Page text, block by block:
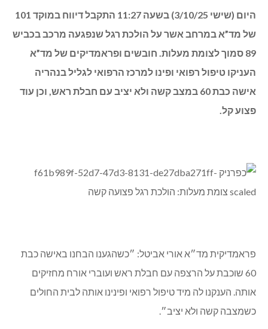
היום (שישי 3/10/25) בשעה 11:27 התקבל דיווח במוקד 101
של מד”א במרחב אשר על הולכת רגל שנפגעה מרכב בכביש
89 סמוך לצומת מעלות. חובשים ופראמדיקים של מד”א
העניקו טיפול רפואי ופינו למרכז הרפואי לגליל בנהריה
אישה כבת 60 במצב קשה ולא יציב עם חבלת ראש, וכן עוד
פצוע קל.
פראמדיקית מד״א אורי אביטל: ״כשהגענו הבחנו באישה כבת
60 שוכבת על הרצפה עם חבלת ראש ועוברי אורח מחזיקים
אותה. הענקנו לה מיד טיפול רפואי ופינינו אותה לבית החולים
כשמצבה קשה ולא יציב״.